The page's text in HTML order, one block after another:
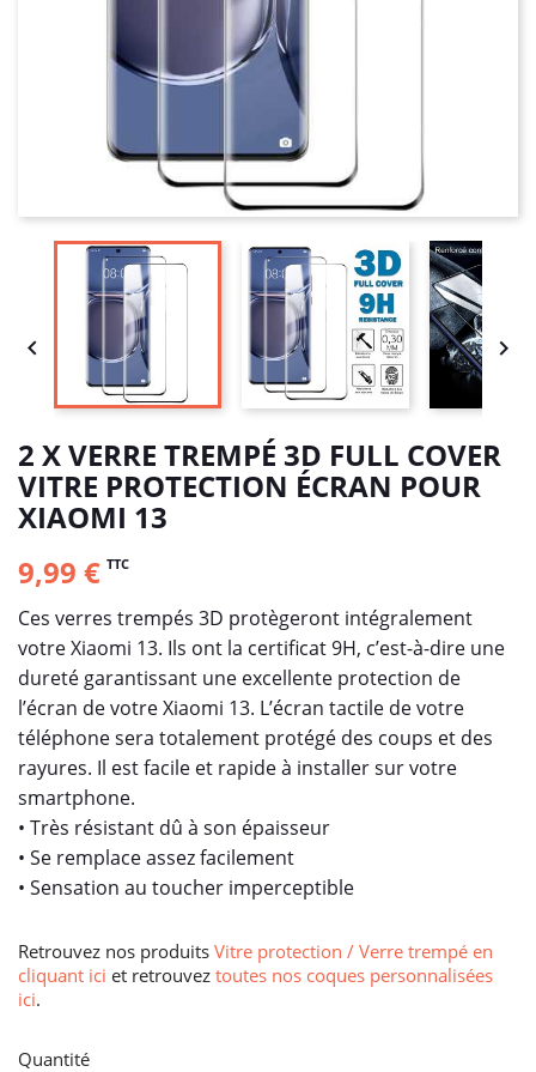
 
2 X VERRE TREMPÉ 3D FULL COVER
VITRE PROTECTION ÉCRAN POUR
XIAOMI 13
9,99 € TTC
Ces verres trempés 3D protègeront intégralement
votre Xiaomi 13. Ils ont la certificat 9H, c’est-à-dire une
dureté garantissant une excellente protection de
l’écran de votre Xiaomi 13. L’écran tactile de votre
téléphone sera totalement protégé des coups et des
rayures. Il est facile et rapide à installer sur votre
smartphone.
• Très résistant dû à son épaisseur
• Se remplace assez facilement
• Sensation au toucher imperceptible
Retrouvez nos produits Vitre protection / Verre trempé en
cliquant ici et retrouvez toutes nos coques personnalisées
ici.
Quantité